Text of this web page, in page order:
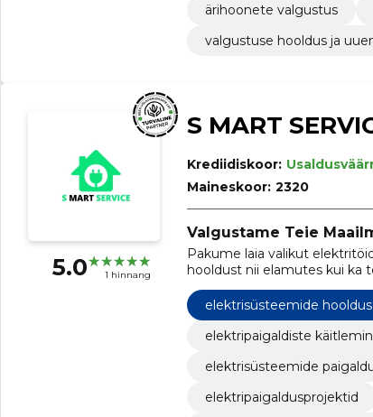
ärihoonete valgustus
valgustuse hooldus ja
5.0 1 hinnang
S MART
Krediidiskoor:
Maineskoor: 2320
Valgustame Teie
Pakume laia valikut
hooldust nii elamutes kui ka
elektrisüsteemide hooldus
elektripaigaldiste
elektrisüsteemide
elektripaigaldusprojektid